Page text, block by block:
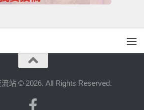
站 © 2026. All Rights Reserved.